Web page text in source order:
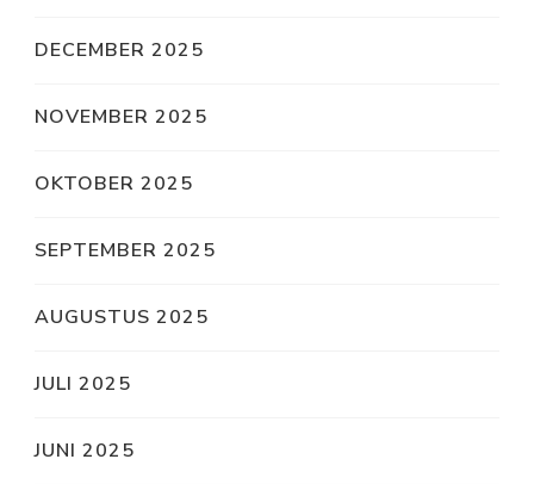
DECEMBER 2025
NOVEMBER 2025
OKTOBER 2025
SEPTEMBER 2025
AUGUSTUS 2025
JULI 2025
JUNI 2025